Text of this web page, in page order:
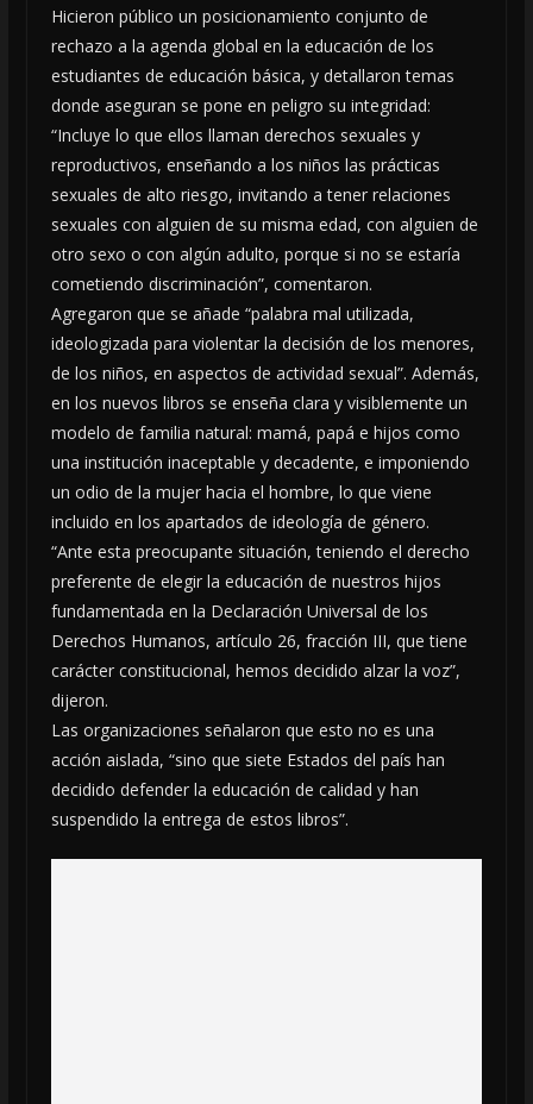
Hicieron público un posicionamiento conjunto de
rechazo a la agenda global en la educación de los
estudiantes de educación básica, y detallaron temas
donde aseguran se pone en peligro su integridad:
“Incluye lo que ellos llaman derechos sexuales y
reproductivos, enseñando a los niños las prácticas
sexuales de alto riesgo, invitando a tener relaciones
sexuales con alguien de su misma edad, con alguien de
otro sexo o con algún adulto, porque si no se estaría
cometiendo discriminación”, comentaron.
Agregaron que se añade “palabra mal utilizada,
ideologizada para violentar la decisión de los menores,
de los niños, en aspectos de actividad sexual”. Además,
en los nuevos libros se enseña clara y visiblemente un
modelo de familia natural: mamá, papá e hijos como
una institución inaceptable y decadente, e imponiendo
un odio de la mujer hacia el hombre, lo que viene
incluido en los apartados de ideología de género.
“Ante esta preocupante situación, teniendo el derecho
preferente de elegir la educación de nuestros hijos
fundamentada en la Declaración Universal de los
Derechos Humanos, artículo 26, fracción III, que tiene
carácter constitucional, hemos decidido alzar la voz”,
dijeron.
Las organizaciones señalaron que esto no es una
acción aislada, “sino que siete Estados del país han
decidido defender la educación de calidad y han
suspendido la entrega de estos libros”.